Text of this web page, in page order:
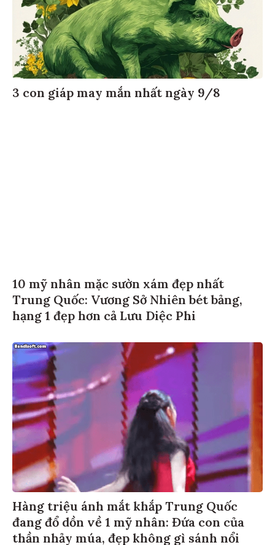
3 con giáp may mắn nhất ngày 9/8
10 mỹ nhân mặc sườn xám đẹp nhất
Trung Quốc: Vương Sở Nhiên bét bảng,
hạng 1 đẹp hơn cả Lưu Diệc Phi
Hàng triệu ánh mắt khắp Trung Quốc
đang đổ dồn về 1 mỹ nhân: Đứa con của
thần nhảy múa, đẹp không gì sánh nổi